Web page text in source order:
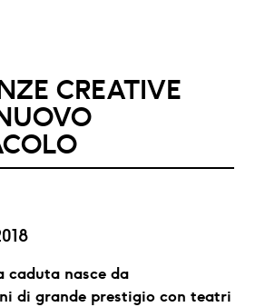
CREATIVE
caduta nasce da
di grande prestigio con teatri